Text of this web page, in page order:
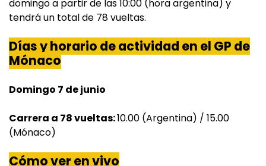
domingo a partir de las 10:00 (hora argentina) y
tendrá un total de 78 vueltas.
Días y horario de actividad en el GP de
Mónaco
Domingo 7 de junio
Carrera a 78 vueltas:10.00 (Argentina) / 15.00
(Mónaco)
Cómo ver en vivo